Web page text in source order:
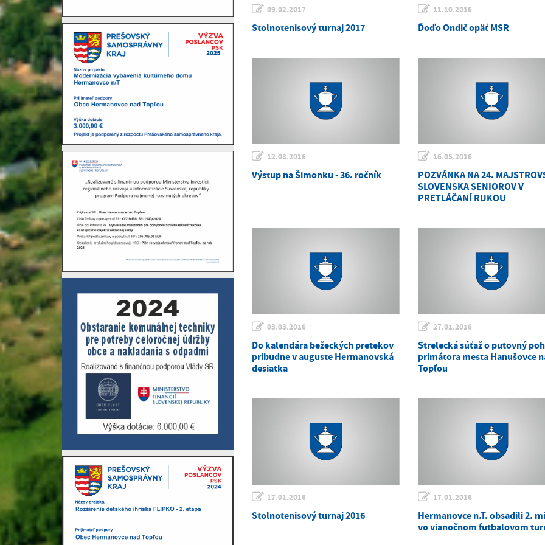
09.02.2017
Stolnotenisový turnaj 2017
11.10.2016
Ďoďo Ondič opäť MSR
12.08.2016
Výstup na Šimonku - 36. ročník
16.05.2016
POZVÁNKA NA 24.
SLOVENSKA SENIOROV V
PRETLÁČANÍ RUKOU
03.03.2016
Do kalendára bežeckých pretekov
pribudne v auguste Hermanovská
desiatka
27.01.2016
Strelecká súťaž o putovný
primátora mesta Hanušovce
Topľou
17.01.2016
Stolnotenisový turnaj 2016
17.01.2016
Hermanovce n.T. obsadili 2.
vo vianočnom futbalovom